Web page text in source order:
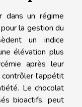
un régime
la gestion du
un indice
élévation plus
après leur
l'appétit
Le chocolat
bioactifs, peut